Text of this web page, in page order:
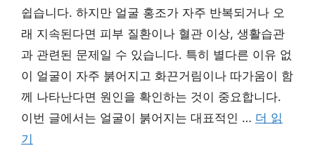
쉽습니다. 하지만 얼굴 홍조가 자주 반복되거나 오
래 지속된다면 피부 질환이나 혈관 이상, 생활습관
과 관련된 문제일 수 있습니다. 특히 별다른 이유 없
이 얼굴이 자주 붉어지고 화끈거림이나 따가움이 함
께 나타난다면 원인을 확인하는 것이 중요합니다.
이번 글에서는 얼굴이 붉어지는 대표적인 … 더 읽
기